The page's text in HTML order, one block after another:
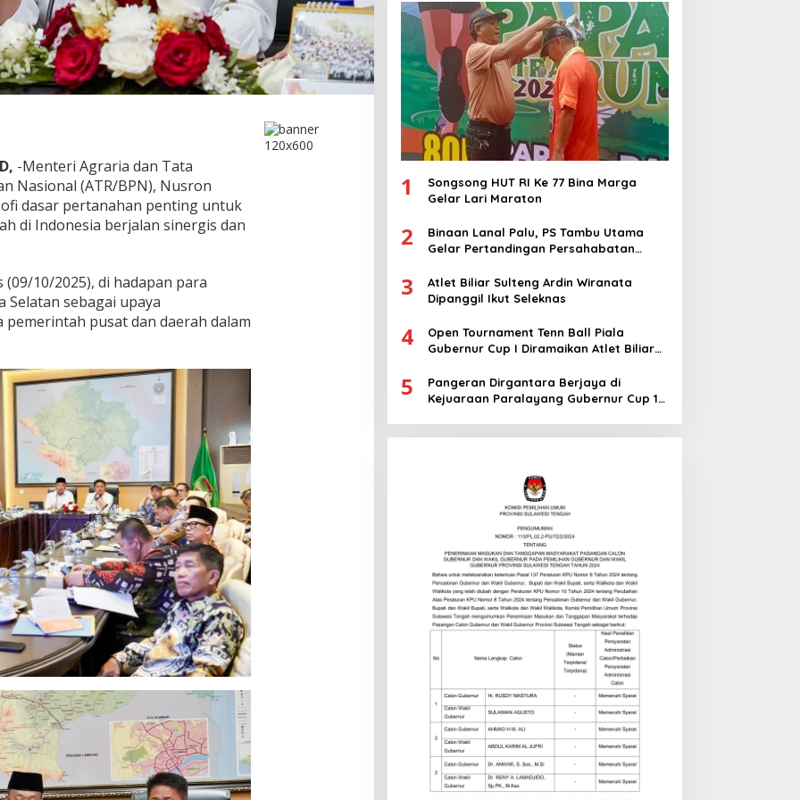
-Menteri Agraria dan Tata
Nasional (ATR/BPN), Nusron
dasar pertanahan penting untuk
di Indonesia berjalan sinergis dan
(09/10/2025), di hadapan para
Selatan sebagai upaya
pusat dan daerah dalam
1
Songsong HUT RI Ke 77 Bina Marga
Gelar Lari Maraton
2
Binaan Lanal Palu, PS Tambu Utama
Gelar Pertandingan Persahabatan
3
Atlet Biliar Sulteng Ardin Wiranata
Dipanggil Ikut Seleknas
4
Open Tournament Tenn Ball Piala
Gubernur Cup I Diramaikan Atlet Biliar
5
Pangeran Dirgantara Berjaya di
Kejuaraan Paralayang Gubernur Cup 1